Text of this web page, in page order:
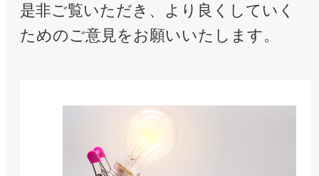
是非ご覧いただき、より良くしていく
ためのご意見をお願いいたします。